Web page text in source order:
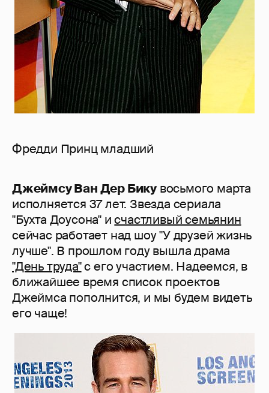
Фредди Принц младший
Джеймсу Ван Дер Бику восьмого марта
исполняется 37 лет. Звезда сериала
"Бухта Доусона" исчастливый семьянин
сейчас работает над шоу "У друзей жизнь
лучше". В прошлом году вышла драма
"День труда"с его участием. Надеемся, в
ближайшее время список проектов
Джеймса пополнится, и мы будем видеть
его чаще!